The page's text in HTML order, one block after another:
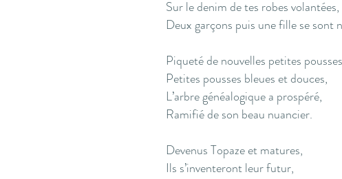
Sur le denim de tes robes volantées,
Deux garçons puis une fille se sont
Piqueté de nouvelles petites
Petites pousses bleues et douces,
L’arbre généalogique a prospéré,
Ramifié de son beau nuancier.
Devenus Topaze et matures,
Ils s’inventeront leur futur,